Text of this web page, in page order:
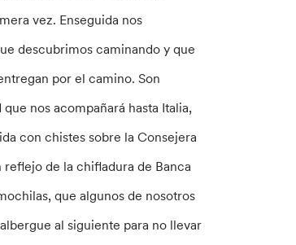
vez. Enseguida nos
descubrimos caminando y que
por el camino. Son
nos acompañará hasta Italia,
con chistes sobre la Consejera
de la chifladura de Banca
que algunos de nosotros
al siguiente para no llevar